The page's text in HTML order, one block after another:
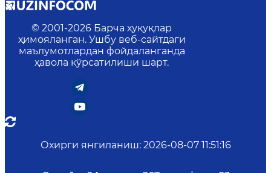
© 2001-2026 Барча ҳуқуқлар
ҳимояланган. Ушбу веб-сайтдаги
маълумотлардан фойдаланганда
ҳавола кўрсатилиши шарт.
Охирги янгиланиш: 2026-08-07 11:51:16